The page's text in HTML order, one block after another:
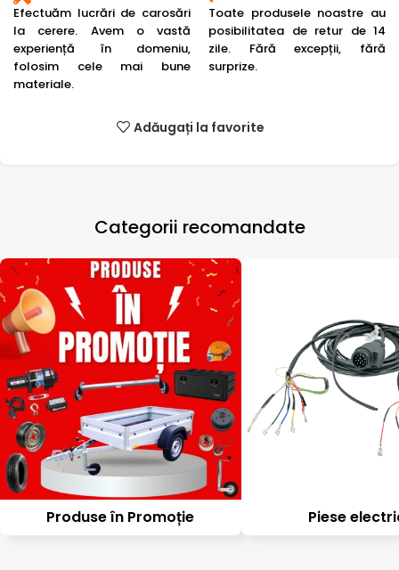
Efectuăm lucrări de carosări
la cerere. Avem o vastă
experiență în domeniu,
folosim cele mai bune
materiale.
Toate produsele noastre au
posibilitatea de retur de 14
zile. Fără excepții, fără
surprize.
Adăugați la favorite
Categorii recomandate
Produse în Promoție Piese